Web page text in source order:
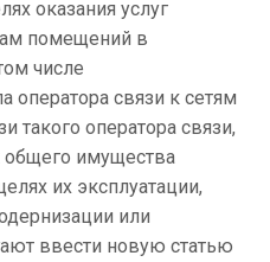
оказания услуг
помещений в
числе
оператора связи к сетям
такого оператора связи,
имущества
их эксплуатации,
или
ввести новую статью